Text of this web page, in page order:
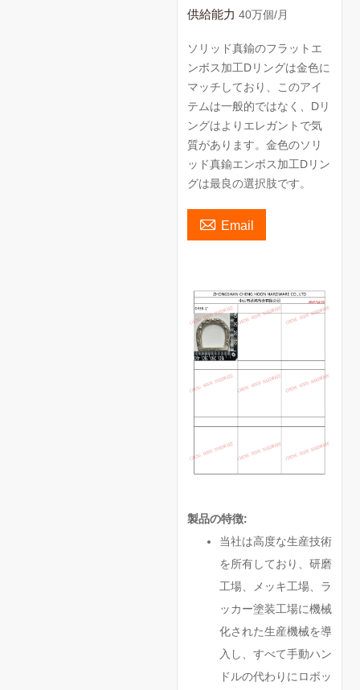
供給能力 40万個/月
ソリッド真鍮のフラットエ
ンボス加工Dリングは金色に
マッチしており、このアイ
テムは一般的ではなく、Dリ
ングはよりエレガントで気
質があります。金色のソリ
ッド真鍮エンボス加工Dリン
グは最良の選択肢です。
 Email
製品の特徴:
当社は高度な生産技術
を所有しており、研磨
工場、メッキ工場、ラ
ッカー塗装工場に機械
化された生産機械を導
入し、すべて手動ハン
ドルの代わりにロボッ